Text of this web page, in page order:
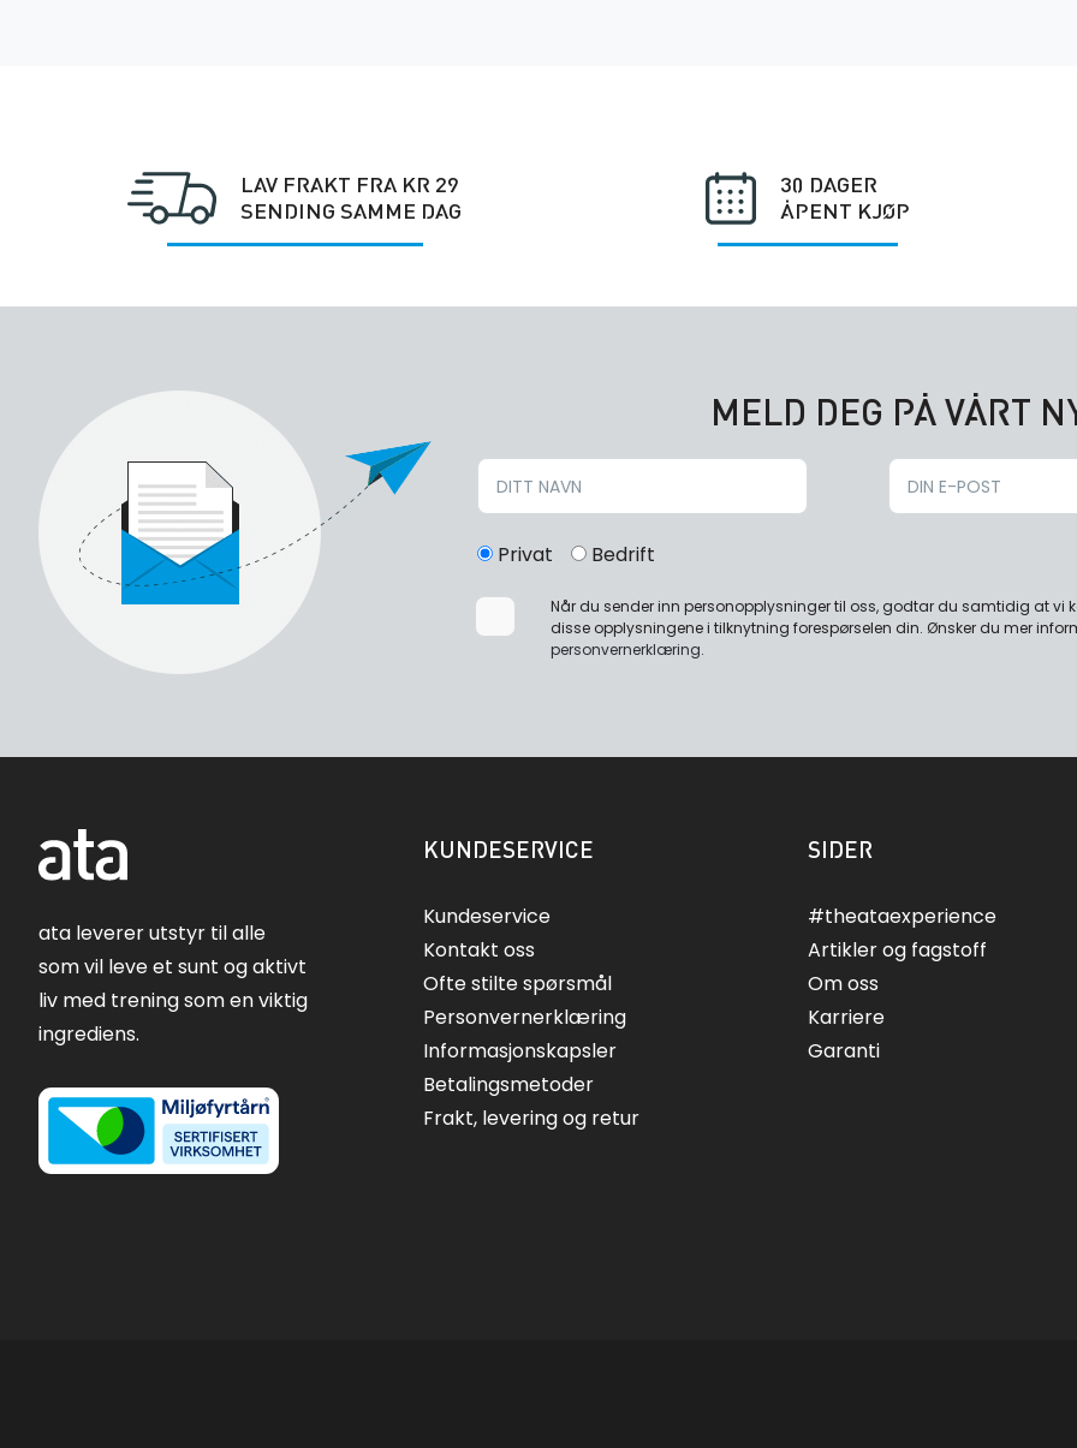
LAV FRAKT FRA KR 29
SENDING SAMME DAG
30 DAGER
ÅPENT KJØP
MELD DEG PÅ VÅRT
Privat Bedrift
Når du sender inn personopplysninger til oss, godtar du samtidig at vi
disse opplysningene i tilknytning forespørselen din. Ønsker du mer
personvernerklæring.
ata leverer utstyr til alle
som vil leve et sunt og aktivt
liv med trening som en viktig
ingrediens.
KUNDESERVICE
Kundeservice
Kontakt oss
Ofte stilte spørsmål
Personvernerklæring
Informasjonskapsler
Betalingsmetoder
Frakt, levering og retur
SIDER
#theataexperience
Artikler og fagstoff
Om oss
Karriere
Garanti